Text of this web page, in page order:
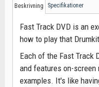
Beskrivning Specifikationer
Fast Track DVD is an
how to play that
Each of the Fast Track
and features on-
examples. It's like